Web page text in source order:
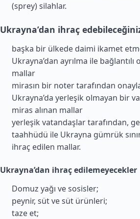
(sprey) silahlar.
Ukrayna’dan ihraç
başka bir ülkede daimi ikamet
Ukrayna’dan ayrılma ile
mallar
mirasın bir noter tarafından
Ukrayna’da yerleşik olmayan bir
miras alınan mallar
yerleşik vatandaşlar tarafından,
taahhüdü ile Ukrayna gümrük
ihraç edilen mallar.
Ukrayna’dan ihraç edilemeyecekler
Domuz yağı ve sosisler;
peynir, süt ve süt ürünleri;
taze et;